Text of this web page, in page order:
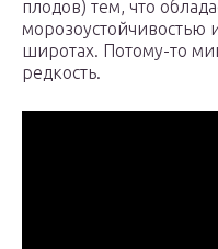
плодов) тем, что
морозоустойчивостью
широтах. Потому-то
редкость.